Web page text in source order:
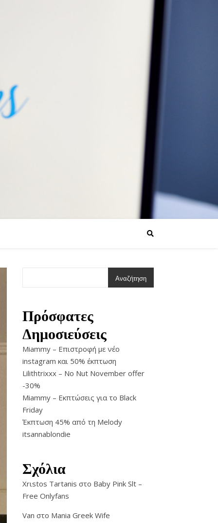
Αναζήτηση
Πρόσφατες
Δημοσιεύσεις
Miammy – Επιστροφή με νέο
instagram και 50% έκπτωση
Lilithtrixxx – No Nut November offer
-30%
Miammy – Εκπτώσεις για το Black
Friday
Έκπτωση 45% από τη Melody
itsannablondie
Σχόλια
Xrιstos Tartanis στο Baby Pink Slt –
Free Onlyfans
Van στο Mania Greek Wife